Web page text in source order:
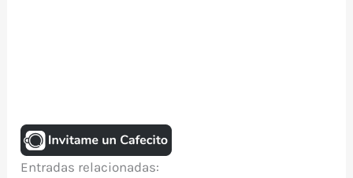
Entradas relacionadas: